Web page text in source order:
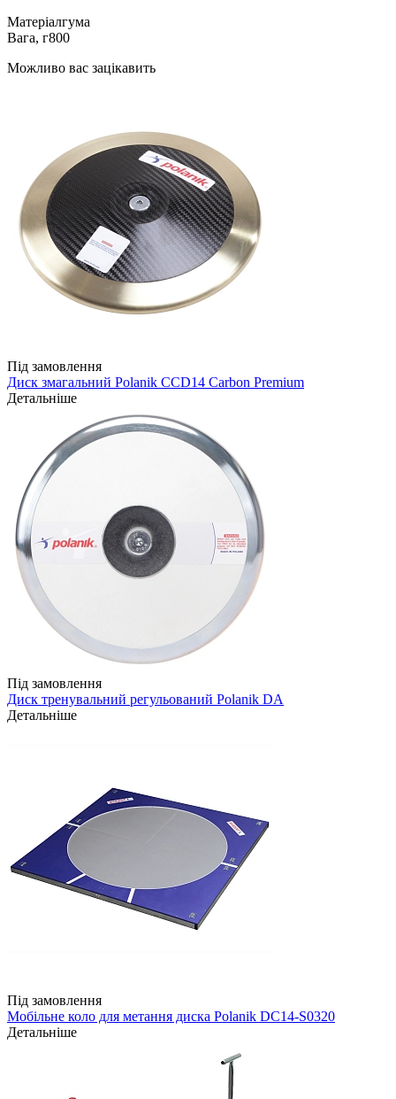
Матеріалгума
Вага, г800
Можливо вас зацікавить
Під замовлення
Диск змагальний Polanik CCD14 Carbon Premium
Детальніше
Під замовлення
Диск тренувальний регульований Polanik DA
Детальніше
Під замовлення
Мобільне коло для метання диска Polanik DC14-S0320
Детальніше